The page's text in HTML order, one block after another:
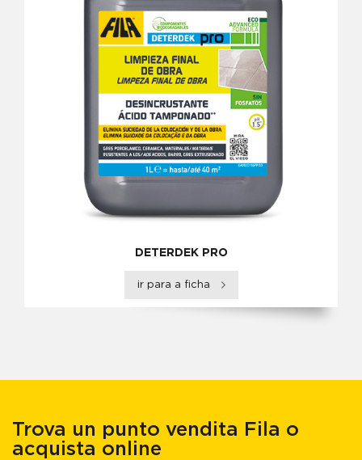
DETERDEK PRO
ir para a ficha
Trova un punto vendita Fila o
acquista online